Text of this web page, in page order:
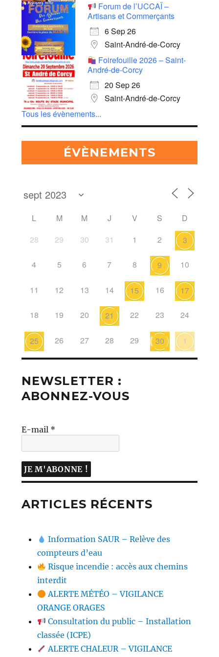
Forum de l’UCCAÏ –
Artisans et Commerçants
6 Sep 26
Saint-André-de-Corcy
Foirefouille 2026 – Saint-
André-de-Corcy
20 Sep 26
Saint-André-de-Corcy
Tous les évènements...
ÉVÈNEMENTS
L M M J V S
D
28
29 30 31 1 2 3
4 5 6 7 8 9 10
11 12 13 14 15 16 17
18 19 20 21 22 23 24
25 26 27 28 29 30 1
NEWSLETTER :
ABONNEZ-VOUS
E-mail *
ARTICLES RÉCENTS
Information SAUR – Relève des
compteurs d’eau
Risque incendie : accès aux chemins
interdit
ALERTE MÉTÉO – VIGILANCE
ORANGE ORAGES
Consultation du public – Installation
classée (ICPE)
ALERTE CHALEUR – VIGILANCE